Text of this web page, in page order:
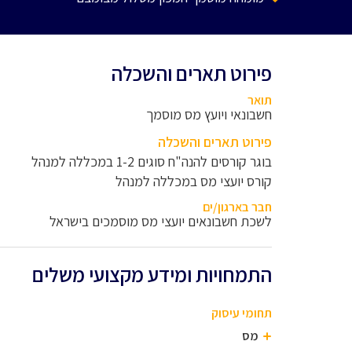
פירוט תארים והשכלה
תואר
חשבונאי ויועץ מס מוסמך
פירוט תארים והשכלה
בוגר קורסים להנה"ח סוגים 1-2 במכללה למנהל
קורס יועצי מס במכללה למנהל
חבר בארגון/ים
לשכת חשבונאים יועצי מס מוסמכים בישראל
התמחויות ומידע מקצועי משלים
תחומי עיסוק
מס